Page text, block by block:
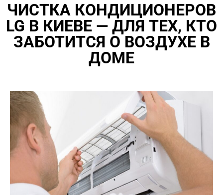
ЧИСТКА КОНДИЦИОНЕРОВ
LG В КИЕВЕ — ДЛЯ ТЕХ, КТО
ЗАБОТИТСЯ О ВОЗДУХЕ В
ДОМЕ